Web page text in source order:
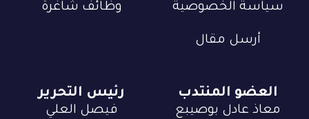
سياسة الخصوصية وظائف شاغرة
أرسل مقال
العضو المنتدب
معاذ عادل بوصيبع
رئيس التحرير
فيصل العلي